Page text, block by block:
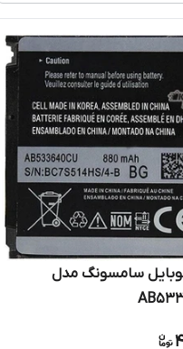
سامسونگ مدل